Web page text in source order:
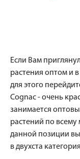
Если Вам
растения оптом и
для этого
Cognac - очень
занимается
растений по
данной позиции
в двухста